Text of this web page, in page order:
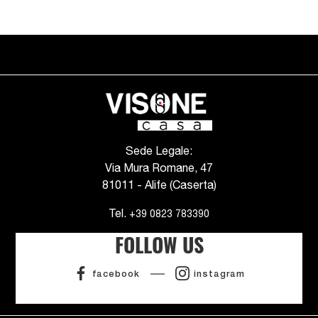
Sede Legale:
Via Mura Romane, 47
81011 - Alife (Caserta)
Tel. +39 0823 783390
FOLLOW US
facebook instagram